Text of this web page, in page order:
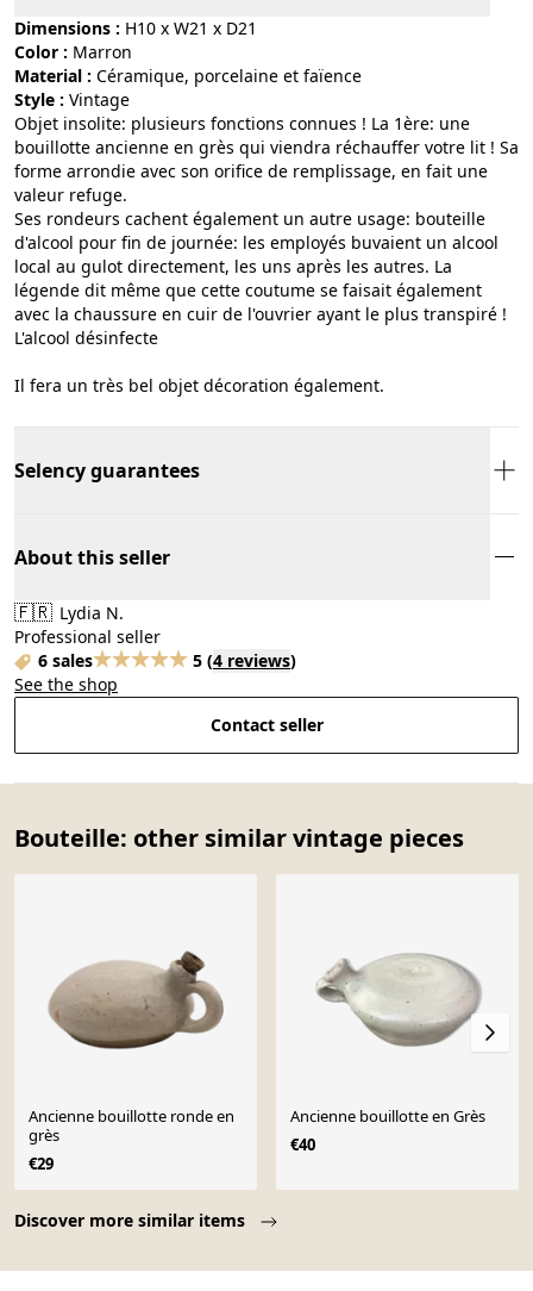
Dimensions : H10 x W21 x D21
Color :
marron
Material :
céramique, porcelaine et faïence
Style :
vintage
Objet insolite: plusieurs fonctions connues ! La 1ère: une
bouillotte ancienne en grès qui viendra réchauffer votre lit ! Sa
forme arrondie avec son orifice de remplissage, en fait une
valeur refuge.
Ses rondeurs cachent également un autre usage: bouteille
d'alcool pour fin de journée: les employés buvaient un alcool
local au gulot directement, les uns après les autres. La
légende dit même que cette coutume se faisait également
avec la chaussure en cuir de l'ouvrier ayant le plus transpiré !
L'alcool désinfecte
Il fera un très bel objet décoration également.
Selency guarantees
About this seller
🇫🇷 Lydia N.
Professional seller
6 sales
5 (4 reviews)
See the shop
Contact seller
Bouteille: other similar vintage pieces
Discover more similar items
Ancienne bouillotte ronde en
grès
€29
Ancienne bouillotte en Grès
€40